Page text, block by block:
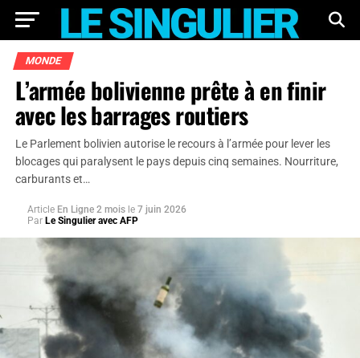
MONDE
L’armée bolivienne prête à en finir
avec les barrages routiers
Le Parlement bolivien autorise le recours à l’armée pour lever les
blocages qui paralysent le pays depuis cinq semaines. Nourriture,
carburants et…
Article En Ligne 2 mois le 7 juin 2026
Par Le Singulier avec AFP